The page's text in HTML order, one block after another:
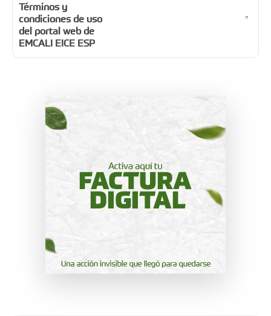
Términos y
condiciones de uso
del portal web de
EMCALI EICE ESP